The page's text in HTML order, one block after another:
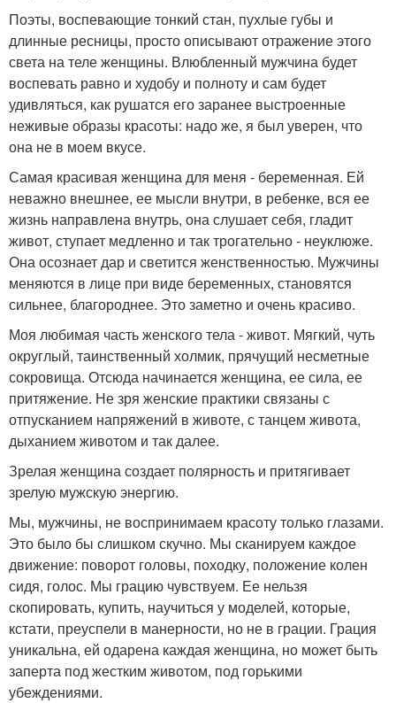
Поэты, воспевающие тонкий стан, пухлые губы и
длинные ресницы, просто описывают отражение этого
света на теле женщины. Влюбленный мужчина будет
воспевать равно и худобу и полноту и сам будет
удивляться, как рушатся его заранее выстроенные
неживые образы красоты: надо же, я был уверен, что
она не в моем вкусе.
Самая красивая женщина для меня - беременная. Ей
неважно внешнее, ее мысли внутри, в ребенке, вся ее
жизнь направлена внутрь, она слушает себя, гладит
живот, ступает медленно и так трогательно - неуклюже.
Она осознает дар и светится женственностью. Мужчины
меняются в лице при виде беременных, становятся
сильнее, благороднее. Это заметно и очень красиво.
Моя любимая часть женского тела - живот. Мягкий, чуть
округлый, таинственный холмик, прячущий несметные
сокровища. Отсюда начинается женщина, ее сила, ее
притяжение. Не зря женские практики связаны с
отпусканием напряжений в животе, с танцем живота,
дыханием животом и так далее.
Зрелая женщина создает полярность и притягивает
зрелую мужскую энергию.
Мы, мужчины, не воспринимаем красоту только глазами.
Это было бы слишком скучно. Мы сканируем каждое
движение: поворот головы, походку, положение колен
сидя, голос. Мы грацию чувствуем. Ее нельзя
скопировать, купить, научиться у моделей, которые,
кстати, преуспели в манерности, но не в грации. Грация
уникальна, ей одарена каждая женщина, но может быть
заперта под жестким животом, под горькими
убеждениями.